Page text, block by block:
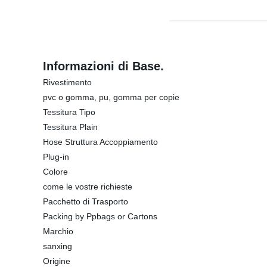
Informazioni di Base.
Rivestimento
pvc o gomma, pu, gomma per copie
Tessitura Tipo
Tessitura Plain
Hose Struttura Accoppiamento
Plug-in
Colore
come le vostre richieste
Pacchetto di Trasporto
Packing by Ppbags or Cartons
Marchio
sanxing
Origine